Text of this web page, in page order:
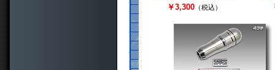
￥3,300（税込）